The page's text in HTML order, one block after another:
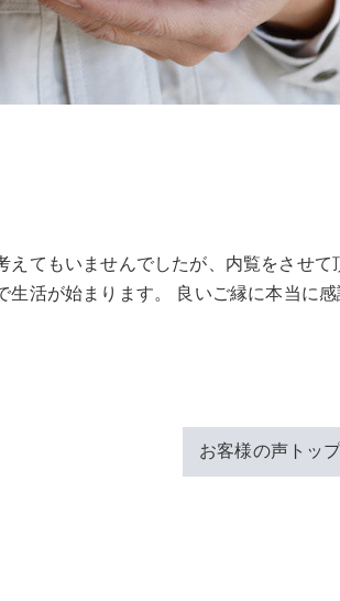
てもいませんでしたが、内覧をさせ
活が始まります。 良いご縁に本当に感
お客様の声トッ